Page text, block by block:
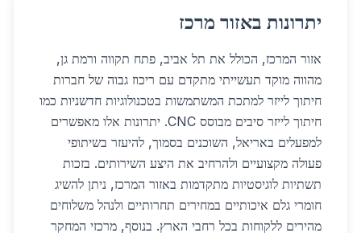
יתרונות באזור מרכז
אזור המרכז, הכולל את תל אביב, פתח תקווה ורמת גן,
מהווה מוקד תעשייתי מתקדם עם ריכוז גבוה של חברות
חיתוך לייזר למתכת המשתמשות בטכנולוגיות חדשניות כמו
חיתוך לייזר סיבים מבוסס CNC. יתרונות אלו מאפשרים
למפעלים באריאל, השוכנים בסמוך, להיעזר בשיתופי
פעולה מקצועיים ולהרחיב את היצע השירותים. בזכות
תשתיות לוגיסטיות מתקדמות באזור המרכז, ניתן להשיג
חומרי גלם איכותיים במחירים תחרותיים ולנהל משלוחים
מהירים ללקוחות בכל רחבי הארץ. בנוסף, מרכזי המחקר